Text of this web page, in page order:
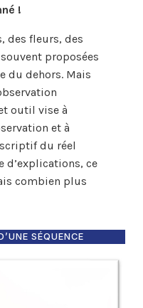
!
des fleurs, des
proposées
du dehors. Mais
outil vise à
et à
du réel
d’explications, ce
combien plus
SÉQUENCE